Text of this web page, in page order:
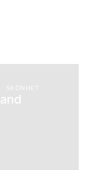
SKÖNHET